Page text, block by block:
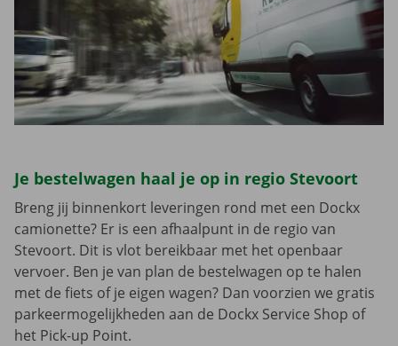
Je bestelwagen haal je op in regio Stevoort
Breng jij binnenkort leveringen rond met een Dockx
camionette? Er is een afhaalpunt in de regio van
Stevoort. Dit is vlot bereikbaar met het openbaar
vervoer. Ben je van plan de bestelwagen op te halen
met de fiets of je eigen wagen? Dan voorzien we gratis
parkeermogelijkheden aan de Dockx Service Shop of
het Pick-up Point.